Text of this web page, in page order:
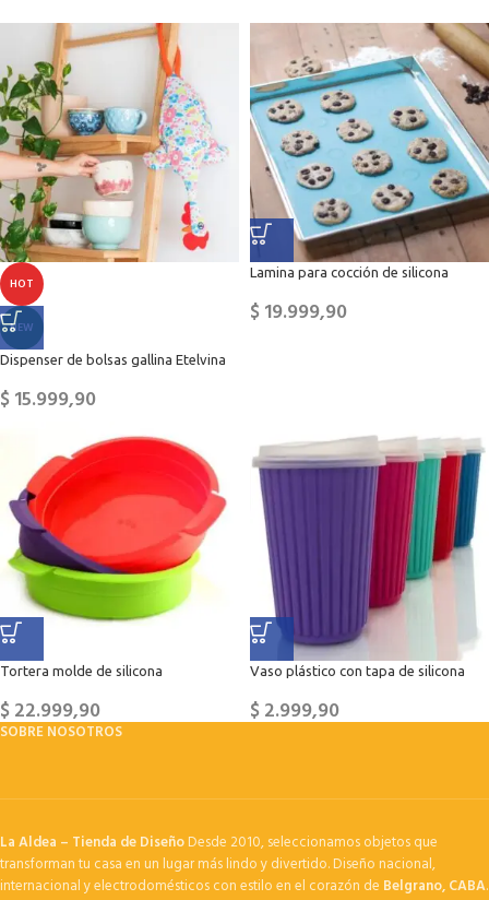
HOT
NEW
Dispenser de bolsas gallina Etelvina
$15.999,90
Lamina para cocción de silicona
$19.999,90
Tortera molde de silicona
$22.999,90
Vaso plástico con tapa de silicona
$2.999,90
SOBRE NOSOTROS
La Aldea – Tienda de DiseñoDesde 2010, seleccionamos objetos que
transforman tu casa en un lugar más lindo y divertido. Diseño nacional,
internacional y electrodomésticos con estilo en el corazón de Belgrano, CABA.